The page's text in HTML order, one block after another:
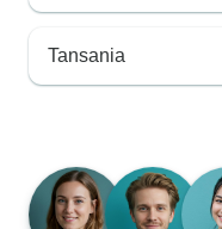
Tansania